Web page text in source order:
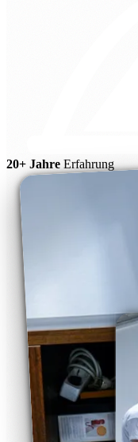
20+ Jahre Erfahrung